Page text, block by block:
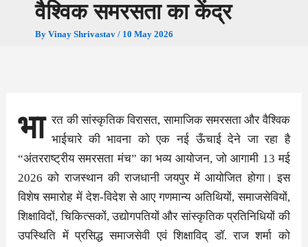
वैश्विक समरसता का केंद्र
By Vinay Shrivastav / 10 May 2026
भा रत की सांस्कृतिक विरासत, सामाजिक समरसता और वैश्विक
भाईचारे की भावना को एक नई ऊँचाई देने जा रहा है
“अंतरराष्ट्रीय समरसता मंच” का भव्य आयोजन, जो आगामी 13 मई
2026 को राजस्थान की राजधानी जयपुर में आयोजित होगा। इस
विशेष समारोह में देश-विदेश से आए गणमान्य अतिथियों, समाजसेवियों,
शिक्षाविदों, चिकित्सकों, उद्योगपतियों और सांस्कृतिक प्रतिनिधियों की
उपस्थिति में प्रसिद्ध समाजसेवी एवं शिक्षाविद् डॉ. राज शर्मा को